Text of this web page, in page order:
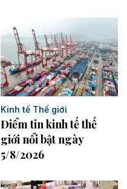
Kinh tế Thế giới
Điểm tin kinh tế thế
giới nổi bật ngày
5/8/2026